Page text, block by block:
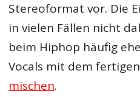
Stereoformat vor. Die
in vielen Fällen nicht
beim Hiphop häufig
Vocals mit dem
mischen.